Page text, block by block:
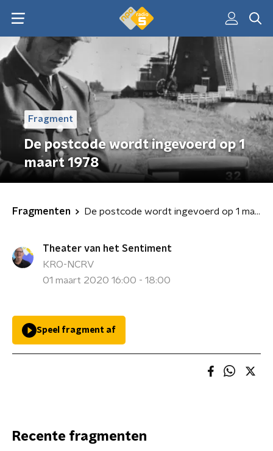
Fragment
De postcode wordt ingevoerd op 1
maart 1978
Fragmenten De postcode wordt ingevoerd op 1 maart 1978
Theater van het Sentiment
KRO-NCRV
01 maart 2020 16:00 - 18:00
Speel fragment af
Recente fragmenten